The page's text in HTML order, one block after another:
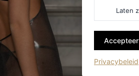
Laten
Privacybeleid